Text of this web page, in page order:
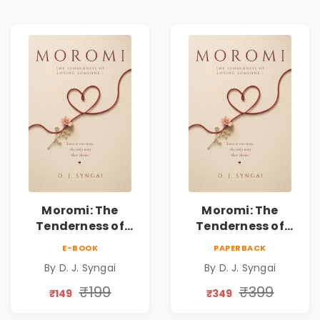
Moromi: The
Tenderness of
Loving Someone |
Collection on
Unrequited Love,
E-BOOK
By D. J. Syngai
₹149 ₹199
Moromi: The
Tenderness of
Loving Someone |
Collection on
Unrequited Love,
PAPERBACK
By D. J. Syngai
₹349 ₹399